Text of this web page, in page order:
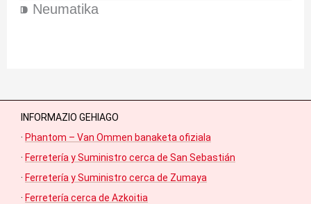
⁍ Neumatika
INFORMAZIO GEHIAGO
· Phantom – Van Ommen banaketa ofiziala
· Ferretería y Suministro cerca de San Sebastián
· Ferretería y Suministro cerca de Zumaya
· Ferretería cerca de Azkoitia